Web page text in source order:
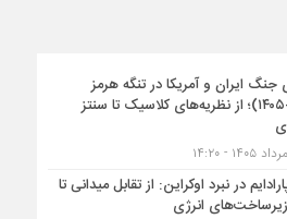
جنگ ایران و آمریکا در تنگه هرمز
(۱۴۰۴-۱۴۰۵)؛ از نظریه‌های کلاسیک تا سنتز
در نبرد اوکراین: از تقابل میدانی تا
انرژی